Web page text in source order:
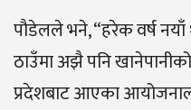
पौडेलले भने, “हरेक वर्ष
ठाउँमा अझै पनि
प्रदेशबाट आएका